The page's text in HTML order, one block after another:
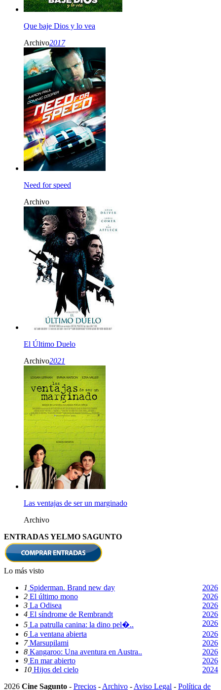
Que baje Dios y lo vea
Archivo2017
Need for speed
Archivo
El Último Duelo
Archivo2021
Las ventajas de ser un marginado
Archivo
ENTRADAS YELMO SAGUNTO
Lo más visto
1 Spiderman. Brand new day
2026
2 El último mono
2026
3 La Odisea
2026
4 El síndrome de Rembrandt
2026
5 La patrulla canina: la dino pel�..
2026
6 La ventana abierta
2026
7Marsupilami
2026
8 Kangaroo: Una aventura en Austra..
2026
9 En mar abierto
2026
10 Hijos del cielo
2024
2026 Cine Sagunto - Precios - Archivo - Aviso Legal - Política de